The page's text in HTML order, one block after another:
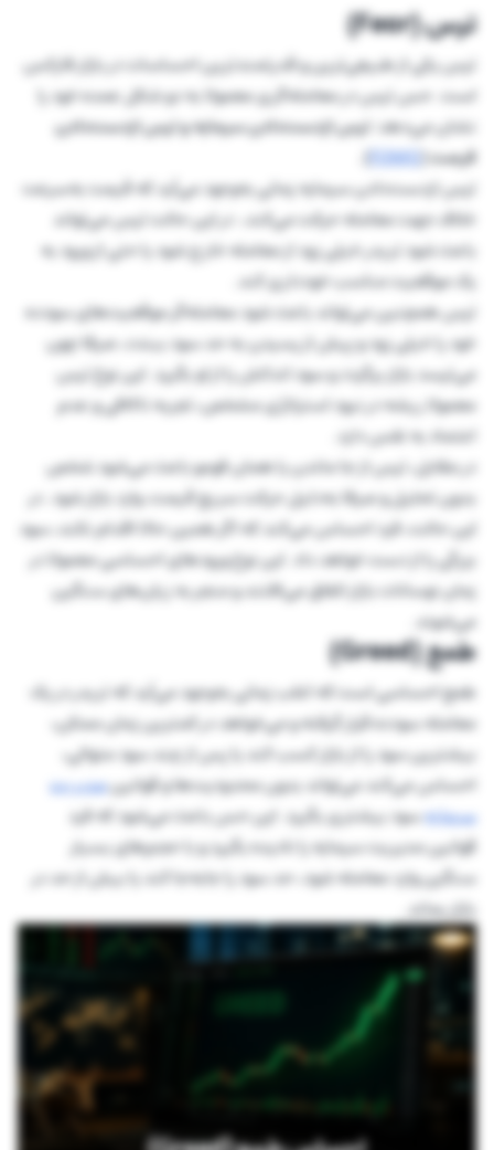
ترس (Fear)
ترس یکی از طبیعی‌ترین و قدرتمندترین احساسات در بازار فارکس
است. حس ترس در معامله‌گری معمولا به دو شکل عمده خود را
نشان می‌دهد: ترس ازدست‌دادن سرمایه و ترس ازدست‌دادن
فرصت(
FOMO
).
ترس ازدست‌دادن سرمایه زمانی به‌وجود می‌آید که قیمت به‌سرعت
خلاف جهت معامله حرکت می‌کند، در این حالت ترس می‌تواند
باعث شود تریدر خیلی زود از معامله خارج شود یا حتی از ورود به
یک موقعیت مناسب خودداری کند.
ترس همچنین می‌تواند باعث شود معامله‌گر موقعیت‌های سودده
خود را خیلی زود و پیش از رسیدن به حد سود ببندد، صرفا چون
می‌ترسد بازار برگردد و سود اندکش را از او بگیرد. این نوع ترس
معمولا ریشه در نبود استراتژی مشخص، تجربه ناکافی و عدم
اعتماد به نفس دارد.
در مقابل، ترس از جا ماندن یا همان فومو باعث می‌شود شخص
بدون تحلیل و صرفا به‌دلیل حرکت سریع قیمت، وارد بازار شود. در
این حالت، فرد احساس می‌کند که اگر همین حالا اقدام نکند، سود
بزرگی را از دست خواهد داد. این نوع ورودهای احساسی معمولا در
زمان نوسانات بازار اتفاق می‌افتند و منجر به زیان‌های سنگین
می‌شوند.
طمع (Greed)
طمع احساسی است که اغلب زمانی به‌وجود می‌آید که تریدر در یک
معامله سودده قرار گرفته و می‌خواهد در کمترین زمان ممکن،
بیشترین سود را از بازار کسب کند یا پس از چند سود متوالی،
احساس می‌کند می‌تواند بدون محدودیت‌ها و قوانینمدیریت‌
سرمایهسود بیشتری بگیرد. این حس باعث می‌شود که فرد
قوانین مدیریت سرمایه را نادیده بگیرد و با حجم‌های بسیار
سنگین وارد معامله شود، حد سود را جابه‌جا کند یا بیش از حد در
بازار بماند.